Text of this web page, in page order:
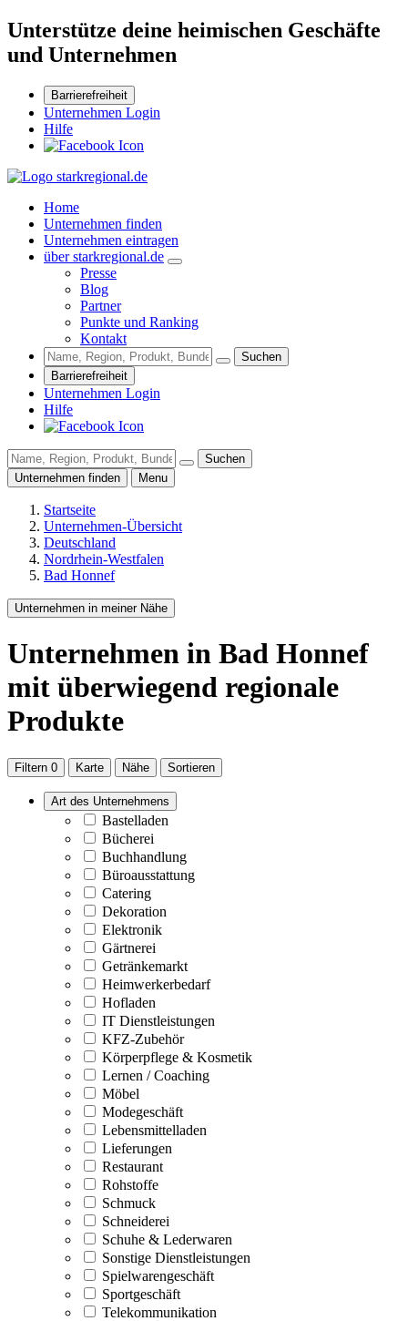
Unterstütze deine heimischen Geschäfte
und Unternehmen
Barrierefreiheit
Unternehmen Login
Hilfe
Home
Unternehmen finden
Unternehmen eintragen
über starkregional.de
Presse
Blog
Partner
Punkte und Ranking
Kontakt
Suchen
Barrierefreiheit
Unternehmen Login
Hilfe
Suchen
Unternehmen finden
Menu
Startseite
Unternehmen-Übersicht
Deutschland
Nordrhein-Westfalen
Bad Honnef
Unternehmen in meiner Nähe
Unternehmen in Bad Honnef
mit überwiegend regionale
Produkte
Filtern 0 Karte Nähe Sortieren
Art des Unternehmens
Bastelladen
Bücherei
Buchhandlung
Büroausstattung
Catering
Dekoration
Elektronik
Gärtnerei
Getränkemarkt
Heimwerkerbedarf
Hofladen
IT Dienstleistungen
KFZ-Zubehör
Körperpflege & Kosmetik
Lernen / Coaching
Möbel
Modegeschäft
Lebensmittelladen
Lieferungen
Restaurant
Rohstoffe
Schmuck
Schneiderei
Schuhe & Lederwaren
Sonstige Dienstleistungen
Spielwarengeschäft
Sportgeschäft
Telekommunikation